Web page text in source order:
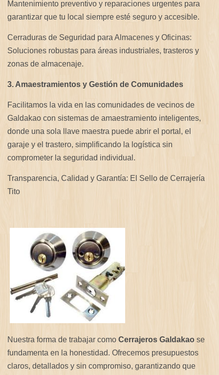
Mantenimiento preventivo y reparaciones urgentes para
garantizar que tu local siempre esté seguro y accesible.
Cerraduras de Seguridad para Almacenes y Oficinas:
Soluciones robustas para áreas industriales, trasteros y
zonas de almacenaje.
3. Amaestramientos y Gestión de Comunidades
Facilitamos la vida en las comunidades de vecinos de
Galdakao con sistemas de amaestramiento inteligentes,
donde una sola llave maestra puede abrir el portal, el
garaje y el trastero, simplificando la logística sin
comprometer la seguridad individual.
Transparencia, Calidad y Garantía: El Sello de Cerrajería
Tito
Nuestra forma de trabajar como Cerrajeros Galdakaose
fundamenta en la honestidad. Ofrecemos presupuestos
claros, detallados y sin compromiso, garantizando que